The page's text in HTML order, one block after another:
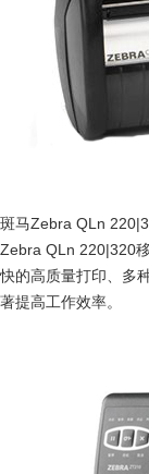
斑马Zebra QLn
Zebra QLn 220|320
快的高质量打印、多
著提高工作效率。